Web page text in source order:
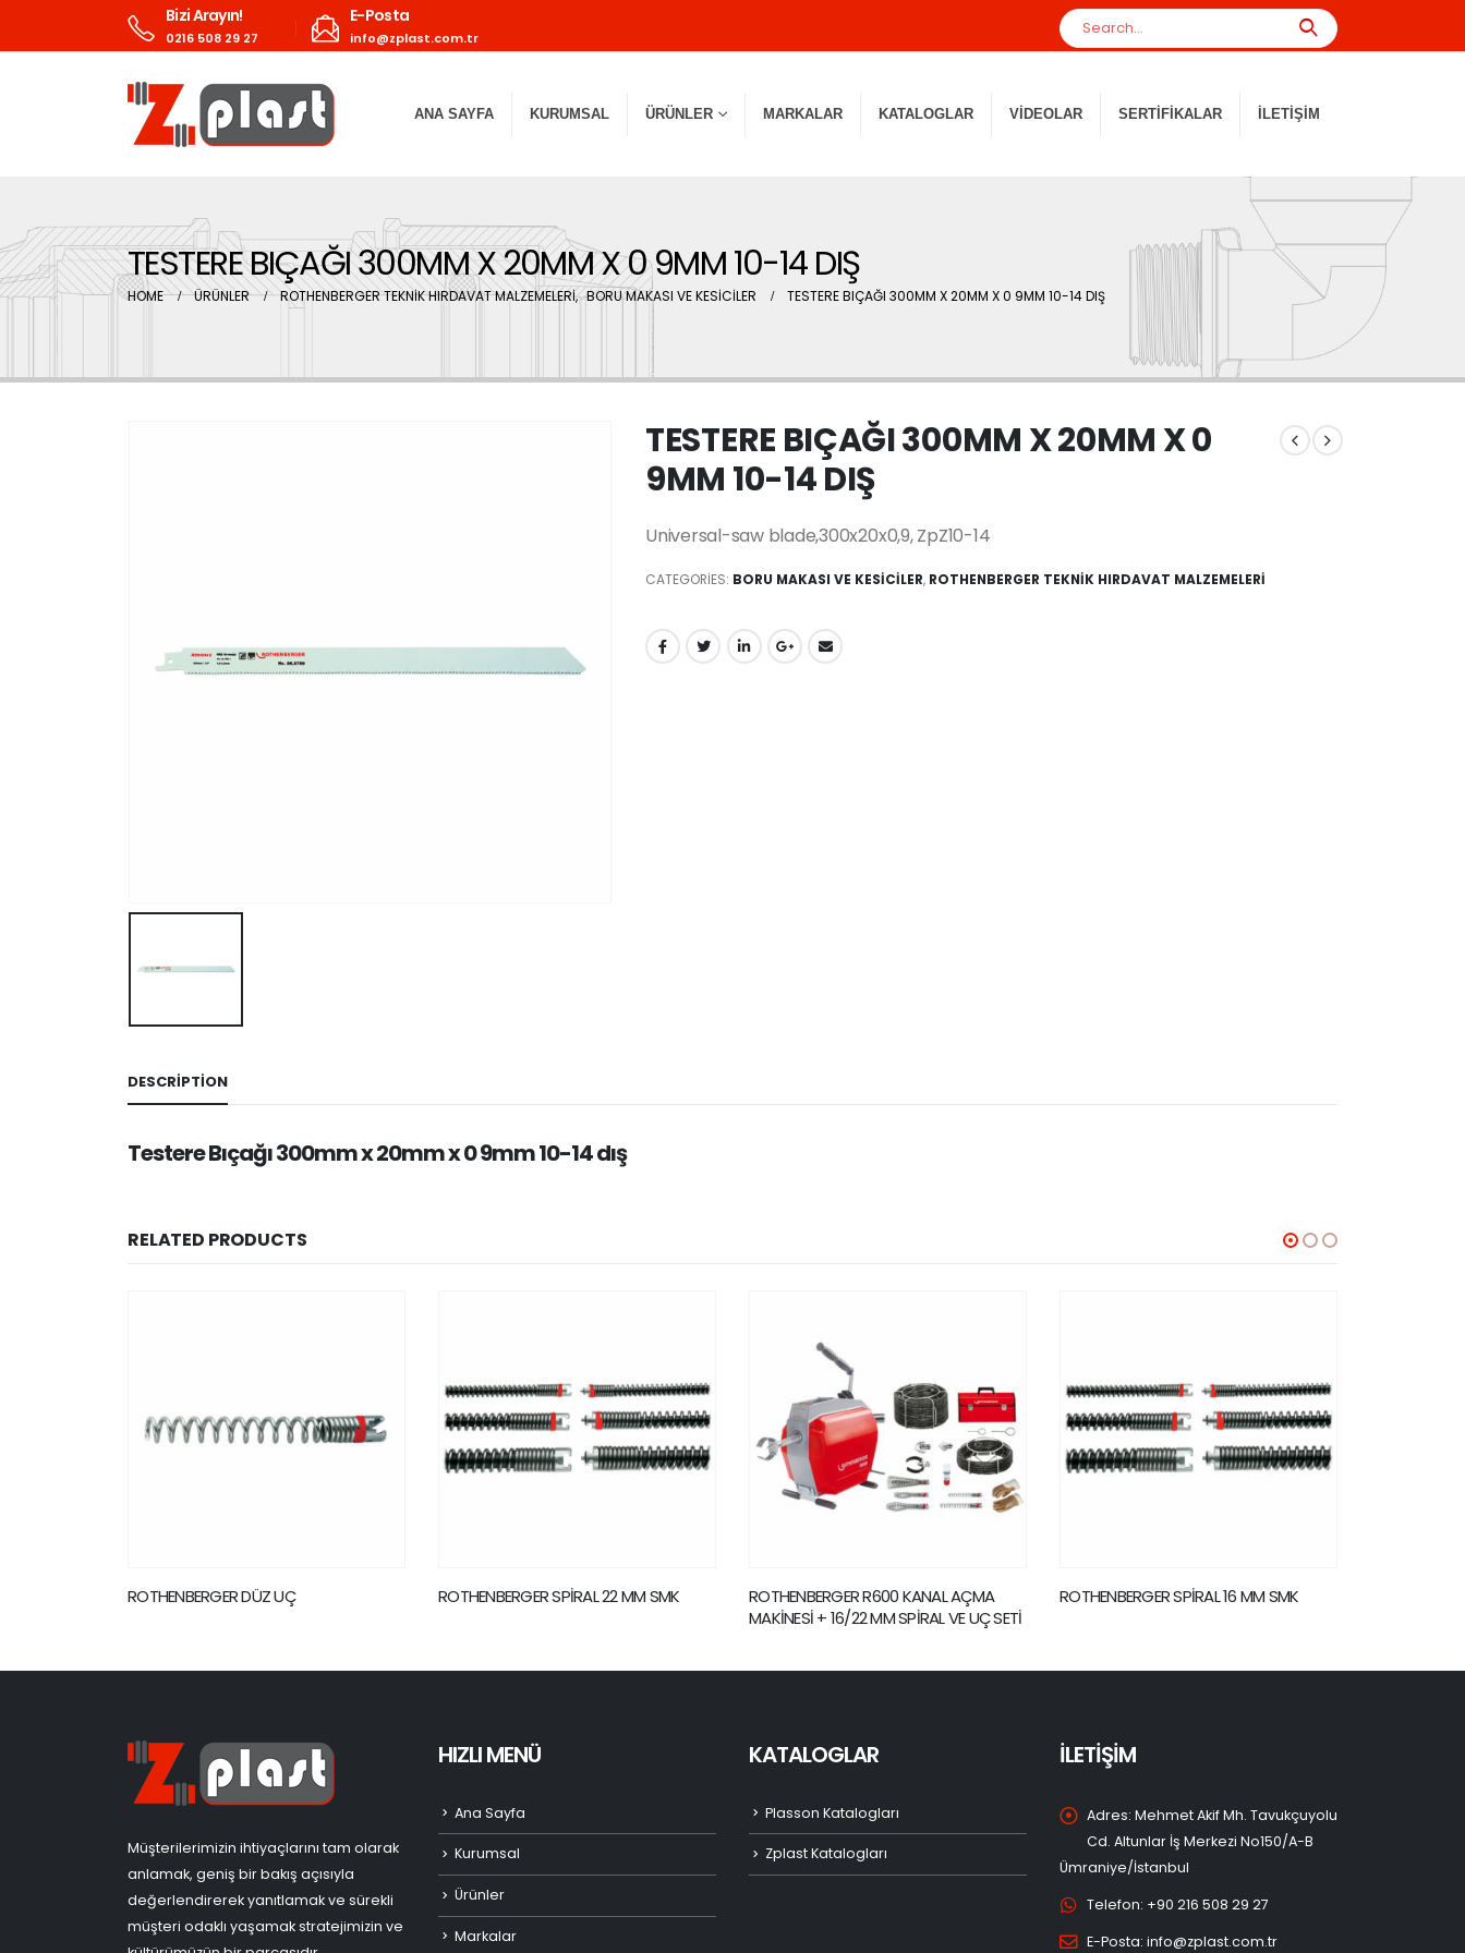
Bizi Arayın!
0216 508 29 27
E-Posta
info@zplast.com.tr
ANA SAYFA KURUMSAL ÜRÜNLER MARKALAR KATALOGLAR VIDEOLAR SERTIFIKALAR İLETIŞIM
TESTERE BIÇAĞI 300MM X 20MM X 0 9MM 10-14 DIŞ
HOME ÜRÜNLER ROTHENBERGER TEKNİK HIRDAVAT MALZEMELERİ, BORU MAKASI VE KESİCİLER TESTERE BIÇAĞI 300MM X 20MM X 0 9MM 10-14 DIŞ
TESTERE BIÇAĞI 300MM X 20MM X 0
9MM 10-14 DIŞ
Universal-saw blade,300x20x0,9, ZpZ10-14
CATEGORIES: BORU MAKASI VE KESİCİLER, ROTHENBERGER TEKNİK HIRDAVAT MALZEMELERİ
DESCRIPTION
Testere Bıçağı 300mm x 20mm x 0 9mm 10-14 dış
RELATED PRODUCTS
ROTHENBERGER SPİRAL 22 MM SMK
ROTHENBERGER R600 KANAL AÇMA
ROTHENBERGER SPİRAL 16 MM SMK
ROBEND 4000- 1/2-5/8-3/4-7/8-11/8-
Müşterilerimizin ihtiyaçlarını tam olarak
anlamak, geniş bir bakış açısıyla
değerlendirerek yanıtlamak ve sürekli
müşteri odaklı yaşamak stratejimizin ve
HIZLI MENÜ
Ana Sayfa
Kurumsal
Ürünler
Markalar
KATALOGLAR
Plasson Katalogları
Zplast Katalogları
İLETİŞİM
Adres: Mehmet Akif Mh. Tavukçuyolu
Cd. Altunlar İş Merkezi No150/A-B
Ümraniye/İstanbul
Telefon: +90 216 508 29 27
E-Posta: info@zplast.com.tr